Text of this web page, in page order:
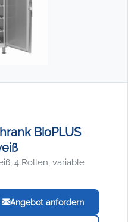
BioPLUS
4 Rollen, variable
Angebot anfordern